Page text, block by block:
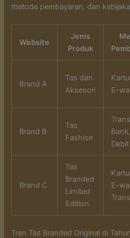
metode pembayaran, dan
Website
Jenis
Produk
Brand A
Tas dan
Aksesori
E-
Brand B
Tas
Fashion
Debit
Brand C
Tas
Branded
Limited
Edition
E-
Tren Tas Branded Original di